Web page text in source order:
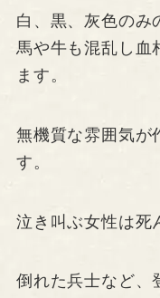
白、黒、灰色のみ
馬や牛も混乱し血
ます。
無機質な雰囲気が
す。
泣き叫ぶ女性は死
倒れた兵士など、